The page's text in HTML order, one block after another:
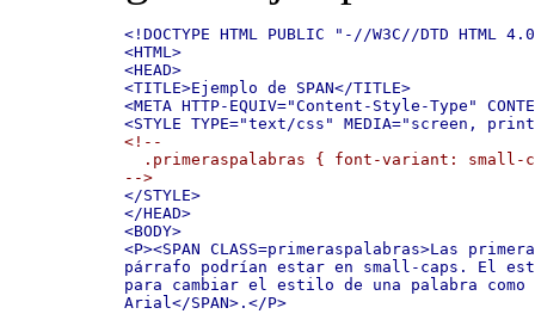
<!DOCTYPE HTML PUBLIC "-//W3C//DTD HTML
<HTML>
<HEAD>
<TITLE>Ejemplo de SPAN</TITLE>
<META HTTP-EQUIV="Content-Style-Type"
<STYLE TYPE="text/css" MEDIA="screen,
<!--
.primeraspalabras { font-variant: small-
-->
</STYLE>
</HEAD>
<BODY>
<P><SPAN CLASS=primeraspalabras>Las
párrafo podrían estar en small-caps. El
para cambiar el estilo de una palabra como
Arial</SPAN>.</P>